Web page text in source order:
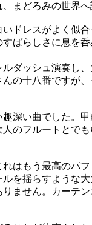
まどろみの世界へ
ドレスがよく似
ばらしさに息を
ダッシュ演奏し
の十八番ですが
深い曲でした。
のフルートとで
はもう最高のパ
を揺らすような
ません。カーテ